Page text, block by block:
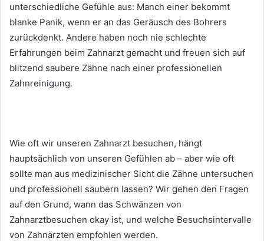
unterschiedliche Gefühle aus: Manch einer bekommt
blanke Panik, wenn er an das Geräusch des Bohrers
zurückdenkt. Andere haben noch nie schlechte
Erfahrungen beim Zahnarzt gemacht und freuen sich auf
blitzend saubere Zähne nach einer professionellen
Zahnreinigung.
Wie oft wir unseren Zahnarzt besuchen, hängt
hauptsächlich von unseren Gefühlen ab – aber wie oft
sollte man aus medizinischer Sicht die Zähne untersuchen
und professionell säubern lassen? Wir gehen den Fragen
auf den Grund, wann das Schwänzen von
Zahnarztbesuchen okay ist, und welche Besuchsintervalle
von Zahnärzten empfohlen werden.